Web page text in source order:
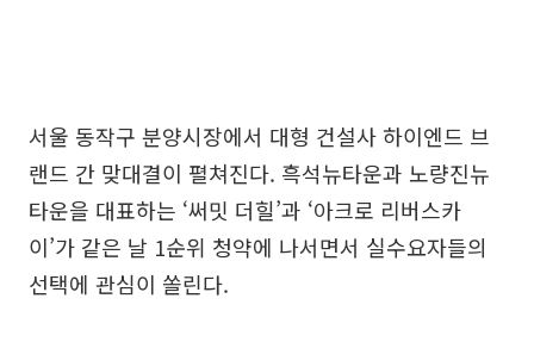
서울 동작구 분양시장에서 대형 건설사 하이엔드 브
랜드 간 맞대결이 펼쳐진다. 흑석뉴타운과 노량진뉴
타운을 대표하는 ‘써밋 더힐’과 ‘아크로 리버스카
이’가 같은 날 1순위 청약에 나서면서 실수요자들의
선택에 관심이 쏠린다.